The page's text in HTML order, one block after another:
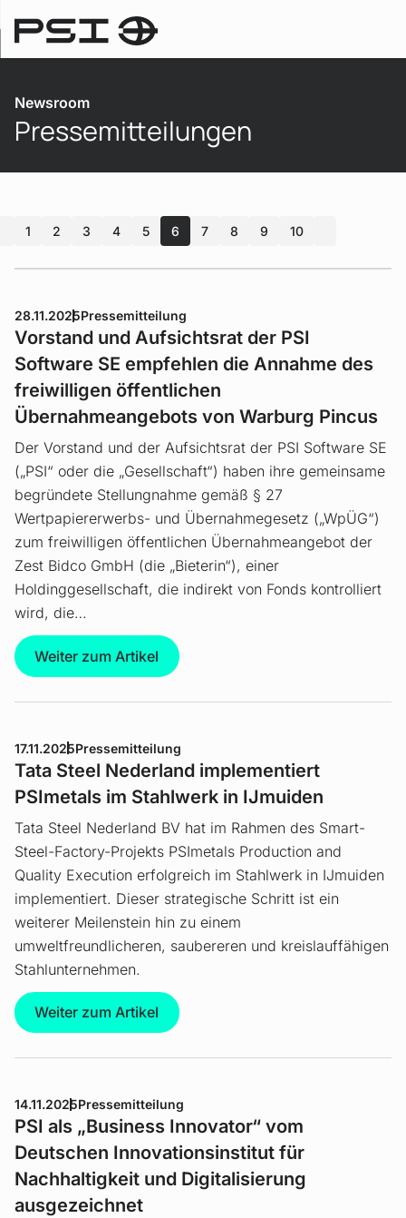
Newsroom
Pressemitteilungen
1 2 3 4 5 6 7 8 9 10
28.11.2025Pressemitteilung
Vorstand und Aufsichtsrat der PSI
Software SE empfehlen die Annahme des
freiwilligen öffentlichen
Übernahmeangebots von Warburg Pincus
Der Vorstand und der Aufsichtsrat der PSI Software SE
(„PSI“ oder die „Gesellschaft“) haben ihre gemeinsame
begründete Stellungnahme gemäß § 27
Wertpapiererwerbs- und Übernahmegesetz („WpÜG“)
zum freiwilligen öffentlichen Übernahmeangebot der
Zest Bidco GmbH (die „Bieterin“), einer
Holdinggesellschaft, die indirekt von Fonds kontrolliert
wird, die…
Weiter zum Artikel
17.11.2025Pressemitteilung
Tata Steel Nederland implementiert
PSImetals im Stahlwerk in IJmuiden
Tata Steel Nederland BV hat im Rahmen des Smart-
Steel-Factory-Projekts PSImetals Production and
Quality Execution erfolgreich im Stahlwerk in IJmuiden
implementiert. Dieser strategische Schritt ist ein
weiterer Meilenstein hin zu einem
umweltfreundlicheren, saubereren und kreislauffähigen
Stahlunternehmen.
Weiter zum Artikel
14.11.2025Pressemitteilung
PSI als „Business Innovator“ vom
Deutschen Innovationsinstitut für
Nachhaltigkeit und Digitalisierung
ausgezeichnet